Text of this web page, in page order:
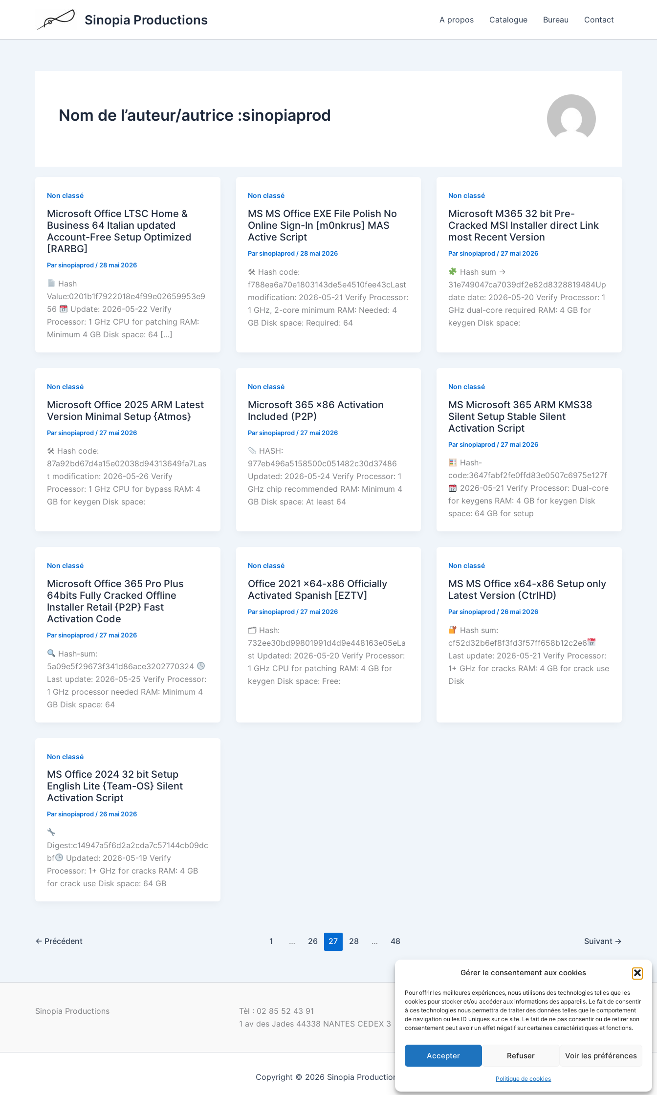
Gérer le consentement aux cookies
Pour offrir les meilleures expériences, nous utilisons des technologies telles que les
cookies pour stocker et/ou accéder aux informations des appareils. Le fait de consentir
à ces technologies nous permettra de traiter des données telles que le comportement
de navigation ou les ID uniques sur ce site. Le fait de ne pas consentir ou de retirer son
consentement peut avoir un effet négatif sur certaines caractéristiques et fonctions.
Accepter Refuser Voir les préférences
Politique de cookies
Sinopia Productions A propos Catalogue Bureau Contact
Nom de l’auteur/autrice :sinopiaprod
Non classé
Microsoft Office LTSC Home &
Business 64 Italian updated
Account-Free Setup Optimized
[RARBG]
Parsinopiaprod / 28 mai 2026
Hash
Value:0201b1f7922018e4f99e02659953e9
56
Update: 2026-05-22 Verify
Processor: 1 GHz CPU for patching RAM:
Minimum 4 GB Disk space: 64 […]
Non classé
MS MS Office EXE File Polish No
Online Sign-In [m0nkrus] MAS
Active Script
Parsinopiaprod / 28 mai 2026
🛠 Hash code:
f788ea6a70e1803143de5e4510fee43cLast
modification: 2026-05-21 Verify Processor:
1 GHz, 2-core minimum RAM: Needed: 4
GB Disk space: Required: 64
Non classé
Microsoft M365 32 bit Pre-
Cracked MSI Installer direct Link
most Recent Version
Parsinopiaprod / 27 mai 2026
Hash sum →
31e749047ca7039df2e82d8328819484Up
date date: 2026-05-20 Verify Processor: 1
GHz dual-core required RAM: 4 GB for
keygen Disk space:
Non classé
Microsoft Office 2025 ARM Latest
Version Minimal Setup {Atmos}
Parsinopiaprod / 27 mai 2026
🛠 Hash code:
87a92bd67d4a15e02038d94313649fa7Las
t modification: 2026-05-26 Verify
Processor: 1 GHz CPU for bypass RAM: 4
GB for keygen Disk space:
Non classé
Microsoft 365 x86 Activation
Included (P2P)
Parsinopiaprod / 27 mai 2026
HASH:
977eb496a5158500c051482c30d37486
Updated: 2026-05-24 Verify Processor: 1
GHz chip recommended RAM: Minimum 4
GB Disk space: At least 64
Non classé
MS Microsoft 365 ARM KMS38
Silent Setup Stable Silent
Activation Script
Parsinopiaprod / 27 mai 2026
Hash-
code:3647fabf2fe0ffd83e0507c6975e127f
2026-05-21 Verify Processor: Dual-core
for keygens RAM: 4 GB for keygen Disk
space: 64 GB for setup
Non classé
Microsoft Office 365 Pro Plus
64bits Fully Cracked Offline
Installer Retail {P2P} Fast
Activation Code
Parsinopiaprod / 27 mai 2026
Hash-sum:
5a09e5f29673f341d86ace3202770324
Last update: 2026-05-25 Verify Processor:
1 GHz processor needed RAM: Minimum 4
GB Disk space: 64
Non classé
Office 2021 x64-x86 Officially
Activated Spanish [EZTV]
Parsinopiaprod / 27 mai 2026
🗂 Hash:
732ee30bd99801991d4d9e448163e05eLa
st Updated: 2026-05-20 Verify Processor:
1 GHz CPU for patching RAM: 4 GB for
keygen Disk space: Free:
Non classé
MS MS Office x64-x86 Setup only
Latest Version (CtrlHD)
Parsinopiaprod / 26 mai 2026
Hash sum:
cf52d32b6ef8f3fd3f57ff658b12c2e6
Last update: 2026-05-21 Verify Processor:
1+ GHz for cracks RAM: 4 GB for crack use
Disk
Non classé
MS Office 2024 32 bit Setup
English Lite {Team-OS} Silent
Activation Script
Parsinopiaprod/26 mai 2026
Digest:c14947a5f6d2a2cda7c57144cb09dc
bf
Updated: 2026-05-19 Verify
Processor: 1+ GHz for cracks RAM: 4 GB
for crack use Disk space: 64 GB
← Précédent 1 … 26 27 28 … 48 Suivant →
Sinopia Productions
Tèl : 02 85 52 43 91
1 av des Jades 44338 NANTES CEDEX 3
contact@sinopia-productions.com
Copyright © 2026 Sinopia Productions